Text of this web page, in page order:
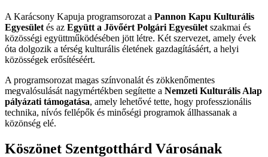
A Karácsony Kapuja programsorozat a Pannon Kapu Kulturális
Egyesület és az Együtt a Jövőért Polgári Egyesület szakmai és
közösségi együttműködésében jött létre. Két szervezet, amely évek
óta dolgozik a térség kulturális életének gazdagításáért, a helyi
közösségek erősítéséért.
A programsorozat magas színvonalát és zökkenőmentes
megvalósulását nagymértékben segítette a Nemzeti Kulturális Alap
pályázati támogatása, amely lehetővé tette, hogy professzionális
technika, nívós fellépők és minőségi programok állhassanak a
közönség elé.
Köszönet Szentgotthárd Városának